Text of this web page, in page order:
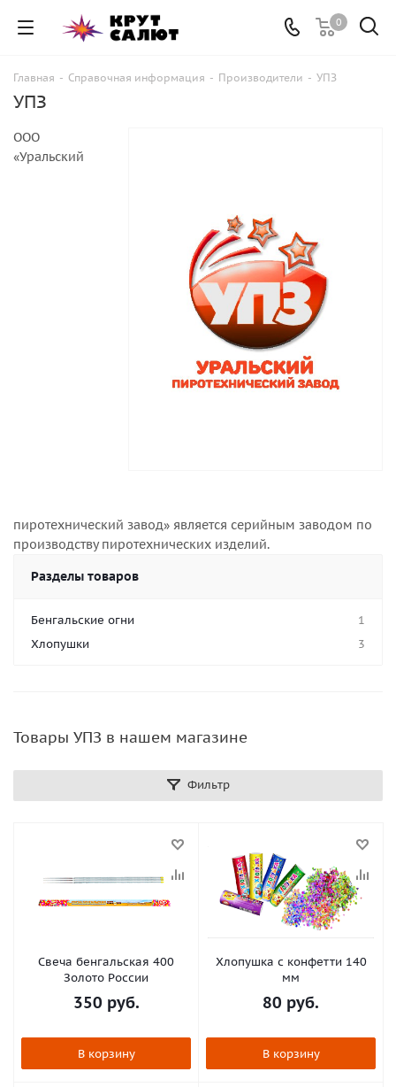
0
Главная - Справочная информация - Производители - УПЗ
УПЗ
ООО
«Уральский
пиротехнический завод» является серийным заводом по
производству пиротехнических изделий.
Разделы товаров
Бенгальские огни
1
Хлопушки
3
Товары УПЗ в нашем магазине
Фильтр
Свеча бенгальская 400
Золото России
350 руб.
В корзину
Хлопушка с конфетти 140
мм
80 руб.
В корзину